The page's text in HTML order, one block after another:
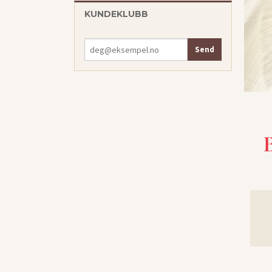
KUNDEKLUBB